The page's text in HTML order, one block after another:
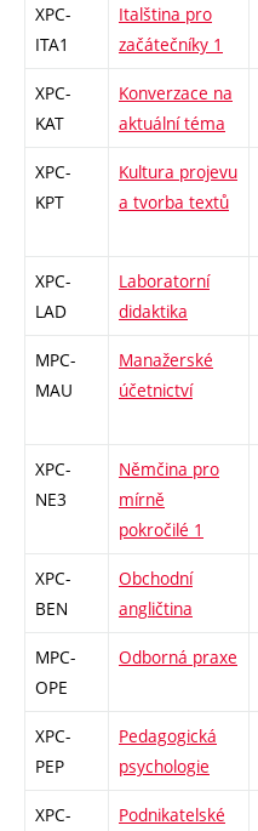
XPC-
ITA1
Italština pro
začátečníky 1
XPC-
KAT
Konverzace na
aktuální téma
XPC-
KPT
Kultura projevu
a tvorba textů
XPC-
LAD
Laboratorní
didaktika
MPC-
MAU
Manažerské
účetnictví
XPC-
NE3
Němčina pro
mírně
pokročilé 1
XPC-
BEN
Obchodní
angličtina
MPC-
OPE
Odborná praxe
XPC-
PEP
Pedagogická
psychologie
XPC- Podnikatelské